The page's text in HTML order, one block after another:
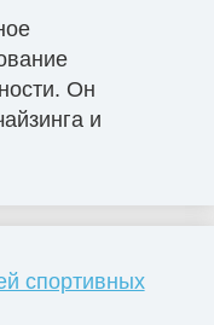
Он
и
спортивных